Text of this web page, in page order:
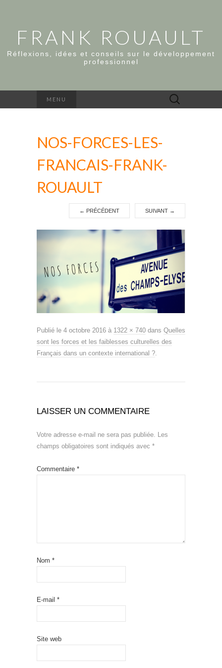
FRANK ROUAULT
Réflexions, idées et conseils sur le développement
professionnel
MENU Rechercher :
NOS-FORCES-LES-
FRANCAIS-FRANK-
ROUAULT
← PRÉCÉDENT SUIVANT →
Publié le 4 octobre 2016 à 1322 × 740 dans Quelles
sont les forces et les faiblesses culturelles des
Français dans un contexte international ?
LAISSER UN COMMENTAIRE
Votre adresse e-mail ne sera pas publiée.
Les
champs obligatoires sont indiqués avec *
Commentaire *
Nom *
E-mail *
Site web